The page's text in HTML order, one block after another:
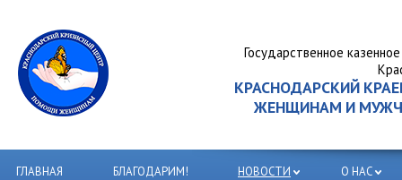
Государственное
КРАСНОДАРСКИЙ
ЖЕНЩИНАМ И
ГЛАВНАЯ БЛАГОДАРИМ! НОВОСТИ О НАС